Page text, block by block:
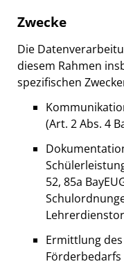
Zwecke
Die
diesem Rahmen
spezifischen
(Art. 2 Abs. 4
52, 85a
Ermittlung
Förderbedarfs